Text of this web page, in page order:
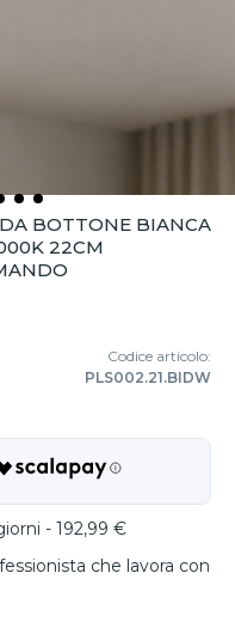
BOTTONE BIANCA
22CM
Codice articolo:
PLS002.21.BIDW
- 192,99 €
che lavora con